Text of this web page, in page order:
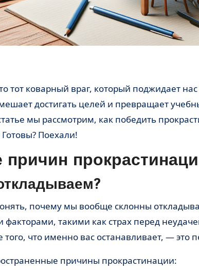
достигать целей и превращает
мы рассмотрим, как победить
Поехали!
такими как страх перед
того, что именно вас останавливает, —
причины прокрастинации: